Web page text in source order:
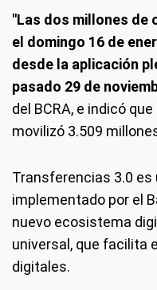
"Las dos millones de
el domingo 16 de
desde la aplicación
pasado 29 de
del BCRA, e indicó
movilizó 3.509
Transferencias 3.0
implementado por el
nuevo ecosistema
universal, que facilita
digitales.